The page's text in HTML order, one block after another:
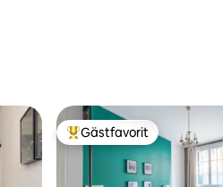
Populär gästfavorit
Gästfavorit